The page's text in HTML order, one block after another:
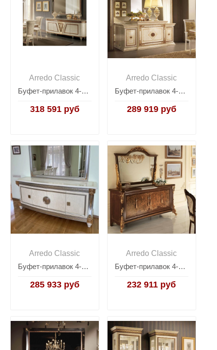
Arredo Classic
Буфет-прилавок 4-дверный Arredo Classic Fantasia
318 591 руб
Arredo Classic
Буфет-прилавок 4-дверный Arredo Classic Leonardo (Арредо Классик Леонардо)
289 919 руб
Arredo Classic
Буфет-прилавок 4-дверный Arredo Classic Liberty
285 933 руб
Arredo Classic
Буфет-прилавок 4-дверный Arredo Classic Sinfonia
232 911 руб